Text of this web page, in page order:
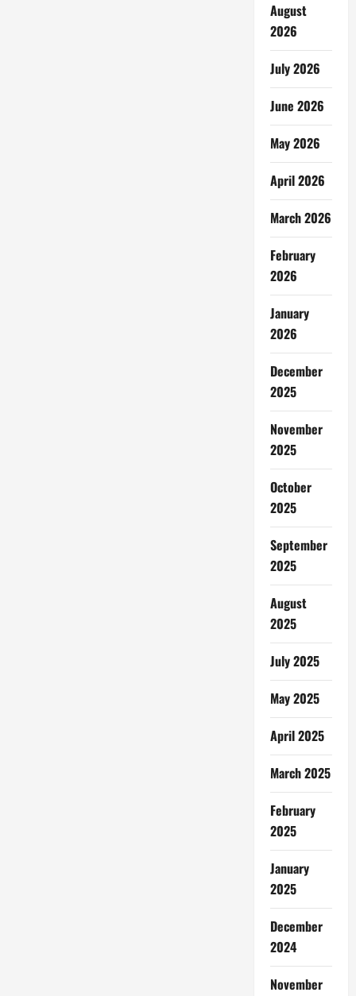
August
2026
July 2026
June 2026
May 2026
April 2026
March 2026
February
2026
January
2026
December
2025
November
2025
October
2025
September
2025
August
2025
July 2025
May 2025
April 2025
March 2025
February
2025
January
2025
December
2024
November